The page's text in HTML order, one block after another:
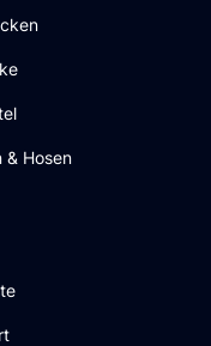
& Hosen